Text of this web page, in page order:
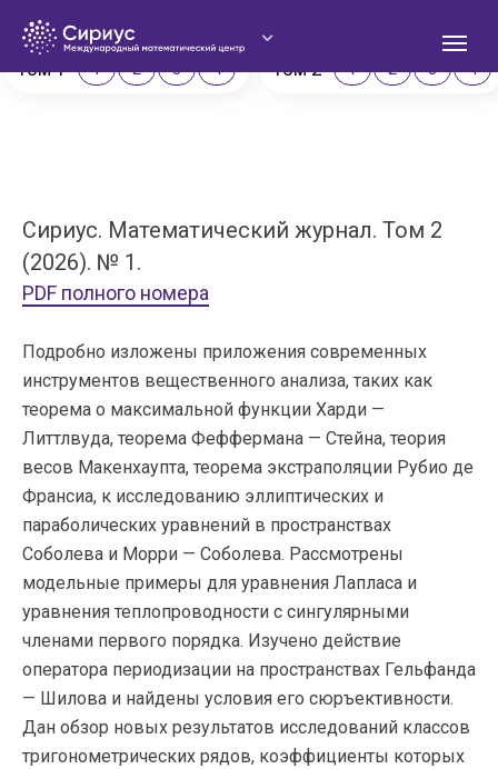
Том 1 1 2 3 4 Том 2 1 2 3 4
Сириус. Математический журнал
Сириус. Математический журнал. Том 2
(2026). № 1.
PDF полного номера
Подробно изложены приложения современных
инструментов вещественного анализа, таких как
теорема о максимальной функции Харди —
Литтлвуда, теорема Феффермана — Стейна, теория
весов Макенхаупта, теорема экстраполяции Рубио де
Франсиа, к исследованию эллиптических и
параболических уравнений в пространствах
Соболева и Морри — Соболева. Рассмотрены
модельные примеры для уравнения Лапласа и
уравнения теплопроводности с сингулярными
членами первого порядка. Изучено действие
оператора периодизации на пространствах Гельфанда
— Шилова и найдены условия его сюръективности.
Дан обзор новых результатов исследований классов
тригонометрических рядов, коэффициенты которых